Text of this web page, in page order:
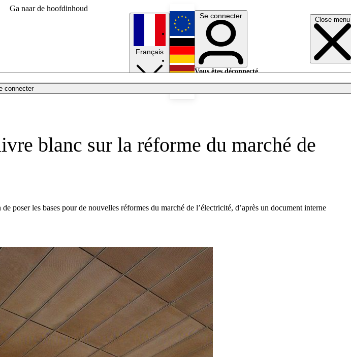
Ga naar de hoofdinhoud
Close menu
connecter
Français
English
Deutsch
Se connecter
Vous êtes déconnecté.
blanc sur la réforme du marché de
les bases pour de nouvelles réformes du marché de l’électricité, d’après un document interne